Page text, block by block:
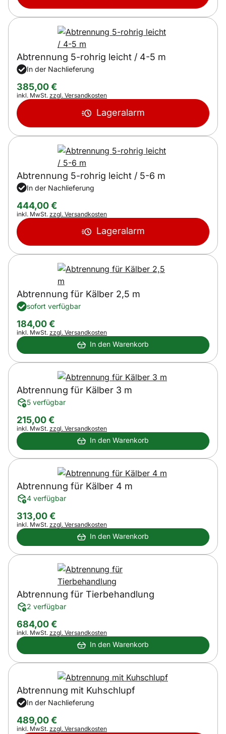
Abtrennung 5-rohrig leicht / 4-5 m
In der Nachlieferung
385,00€
Steuerhinweis:
inkl. MwSt. zzgl. Versandkosten
Lageralarm
Abtrennung 5-rohrig leicht / 5-6 m
In der Nachlieferung
444,00€
Steuerhinweis:
inkl. MwSt. zzgl. Versandkosten
Lageralarm
Abtrennung für Kälber 2,5 m
sofort verfügbar
184,00€
Steuerhinweis:
inkl. MwSt. zzgl. Versandkosten
In den Warenkorb
Abtrennung für Kälber 3 m
5 verfügbar
215,00€
Steuerhinweis:
inkl. MwSt. zzgl. Versandkosten
In den Warenkorb
Abtrennung für Kälber 4 m
4 verfügbar
313,00€
Steuerhinweis:
inkl. MwSt. zzgl. Versandkosten
In den Warenkorb
Abtrennung für Tierbehandlung
2 verfügbar
684,00€
Steuerhinweis:
inkl. MwSt. zzgl. Versandkosten
In den Warenkorb
Abtrennung mit Kuhschlupf
In der Nachlieferung
489,00€
Steuerhinweis:
inkl. MwSt. zzgl. Versandkosten